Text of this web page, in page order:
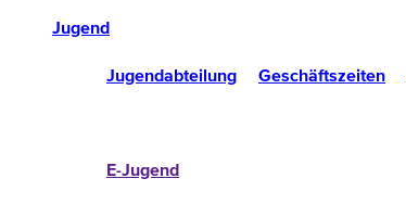
Jugend
Jugendabteilung Geschäftszeiten
E-Jugend